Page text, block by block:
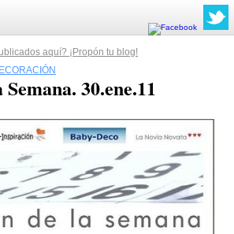
aquí? ¡Propón tu blog!
30.ene.11